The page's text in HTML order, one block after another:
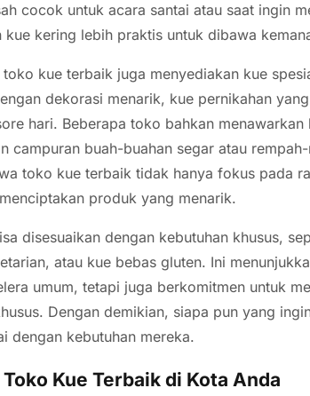
cocok untuk acara santai atau saat ingin
kue kering lebih praktis untuk dibawa
kue terbaik juga menyediakan kue
dekorasi menarik, kue pernikahan
hari. Beberapa toko bahkan
campuran buah-buahan segar atau
toko kue terbaik tidak hanya fokus pada
produk yang menarik.
disesuaikan dengan kebutuhan khusus,
atau kue bebas gluten. Ini
umum, tetapi juga berkomitmen untuk
Dengan demikian, siapa pun yang
dengan kebutuhan mereka.
Kue Terbaik di Kota Anda